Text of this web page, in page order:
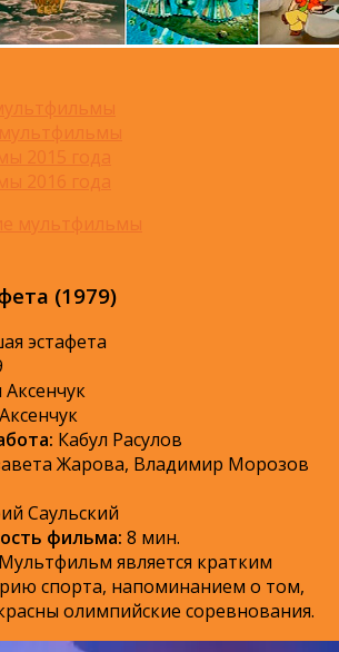
2015 года
2016 года
мультфильмы
(1979)
эстафета
Кабул Расулов
Жарова, Владимир Морозов
Саульский
фильма: 8 мин.
Мультфильм является кратким
спорта, напоминанием о том,
олимпийские соревнования.